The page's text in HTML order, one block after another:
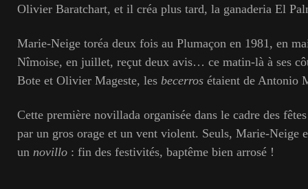
Olivier Baratchart, et il créa plus tard, la ganaderia El
Marie-Neige toréa deux fois au Plumaçon en 1981, en
Nîmoise, en juillet, reçut deux avis… ce matin-là à ses
Bote et Olivier Mageste, les becerros étaient de Antonio
Cette première novillada organisée dans le cadre des
par un gros orage et un vent violent. Seuls, Marie-Neige
un novillo : fin des festivités, baptême bien arrosé !